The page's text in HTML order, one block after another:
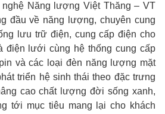
Năng lượng Việt Thăng – VT
đầu về năng lượng, chuyên cung
lưu trữ điện, cung cấp điện cho
điện lưới cùng hệ thống cung cấp
và các loại đèn năng lượng mặt
triển hệ sinh thái theo đặc trưng
cao chất lượng đời sống xanh,
tới mục tiêu mang lại cho khách